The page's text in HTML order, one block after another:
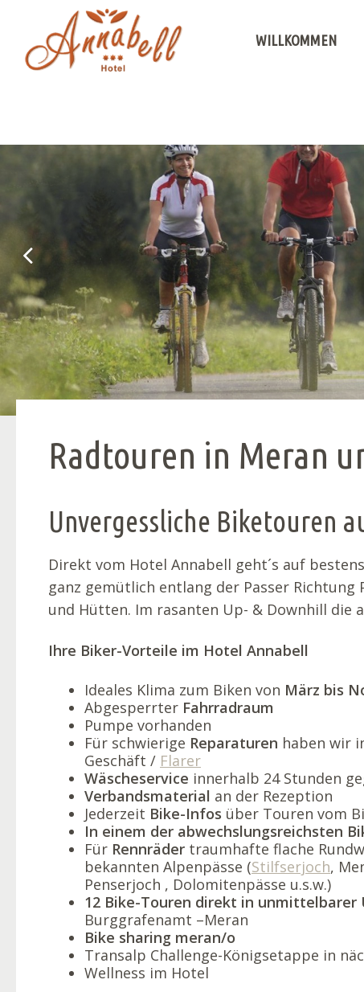
WILLKOMMEN
Radtouren in Meran
Unvergessliche Biketouren
Direkt vom Hotel Annabell geht´s auf
ganz gemütlich entlang der Passer
und Hütten. Im rasanten Up- & Downhill die
Ihre Biker-Vorteile im Hotel Annabell
Ideales Klima zum Biken von März bis
Abgesperrter Fahrradraum
Pumpe vorhanden
Für schwierige Reparaturen haben wir
Geschäft / Flarer
Wäscheservice innerhalb 24 Stunden
Verbandsmaterial an der Rezeption
Jederzeit Bike-Infos über Touren vom
In einem der abwechslungsreichsten
Für Rennräder traumhafte flache
bekannten Alpenpässe (Stilfserjoch,
Penserjoch , Dolomitenpässe u.s.w.)
12 Bike-Touren direkt in unmittelbarer
Burggrafenamt –Meran
Bike sharing meran/o
Transalp Challenge-Königsetappe in
Wellness im Hotel